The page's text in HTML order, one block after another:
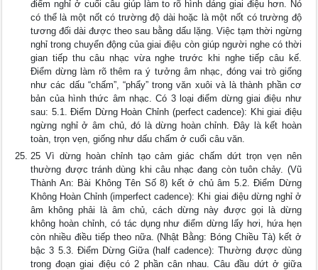
điểm nghỉ ở cuối câu giúp làm to rõ hình dáng giai điệu hơn. Nó
có thể là một nốt có trường độ dài hoặc là một nốt có trường độ
tương đối dài được theo sau bằng dấu lặng. Việc tạm thời ngừng
nghỉ trong chuyển động của giai điệu còn giúp người nghe có thời
gian tiếp thu câu nhạc vừa nghe trước khi nghe tiếp câu kế.
Điểm dừng làm rõ thêm ra ý tưởng âm nhạc, đóng vai trò giống
như các dấu “chấm”, “phẩy” trong văn xuôi và là thành phần cơ
bản của hình thức âm nhạc. Có 3 loại điểm dừng giai điệu như
sau: 5.1. Điểm Dừng Hoàn Chỉnh (perfect cadence): Khi giai điệu
ngừng nghỉ ở âm chủ, đó là dừng hoàn chỉnh. Đây là kết hoàn
toàn, trọn vẹn, giống như dấu chấm ở cuối câu văn.
25 Vì dừng hoàn chỉnh tạo cảm giác chấm dứt trọn vẹn nên
thường được tránh dùng khi câu nhạc đang còn tuôn chảy. (Vũ
Thành An: Bài Không Tên Số 8) kết ở chủ âm 5.2. Điểm Dừng
Không Hoàn Chỉnh (imperfect cadence): Khi giai điệu dừng nghỉ ở
âm không phải là âm chủ, cách dừng này được gọi là dừng
không hoàn chỉnh, có tác dụng như điểm dừng lấy hơi, hứa hẹn
còn nhiều điều tiếp theo nữa. (Nhật Bằng: Bóng Chiều Tà) kết ở
bậc 3 5.3. Điểm Dừng Giữa (half cadence): Thường được dùng
trong đoạn giai điệu có 2 phần cân nhau. Câu đầu dứt ở giữa